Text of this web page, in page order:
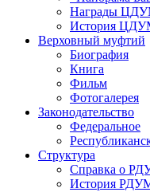
Награды
История
Верховный муфтий
Биография
Книга
Фильм
Фотогалерея
Законодательство
Федеральное
Структура
Справка о
История